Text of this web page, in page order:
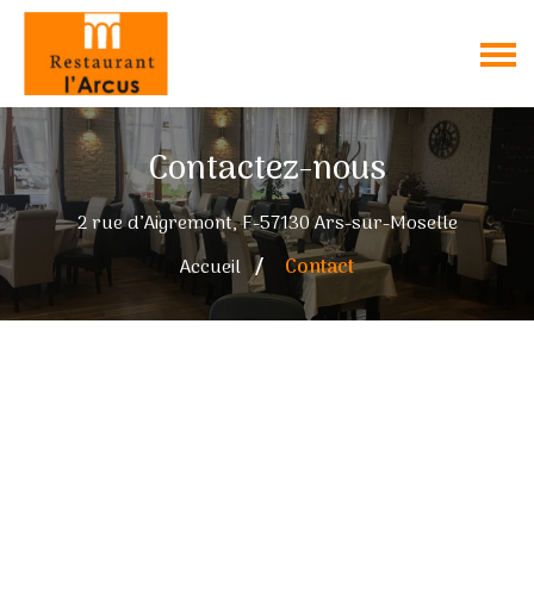
Contactez-nous
2 rue d’Aigremont, F-57130 Ars-sur-Moselle
Accueil
Contact